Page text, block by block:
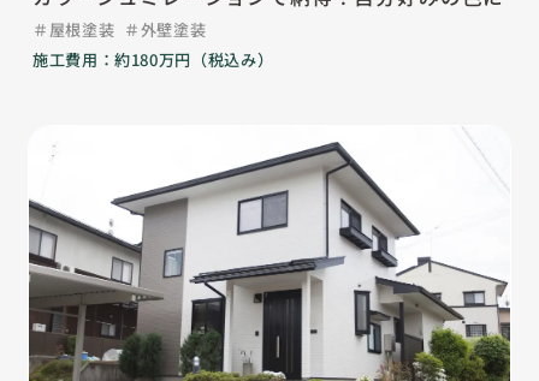
屋根塗装
外壁塗装
施工費用：約180万円（税込み）